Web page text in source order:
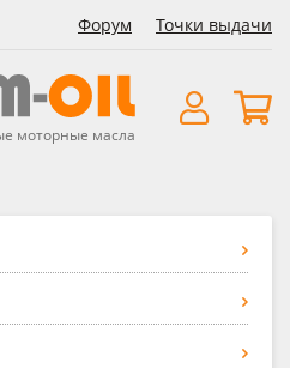
Форум Точки выдачи
моторные масла